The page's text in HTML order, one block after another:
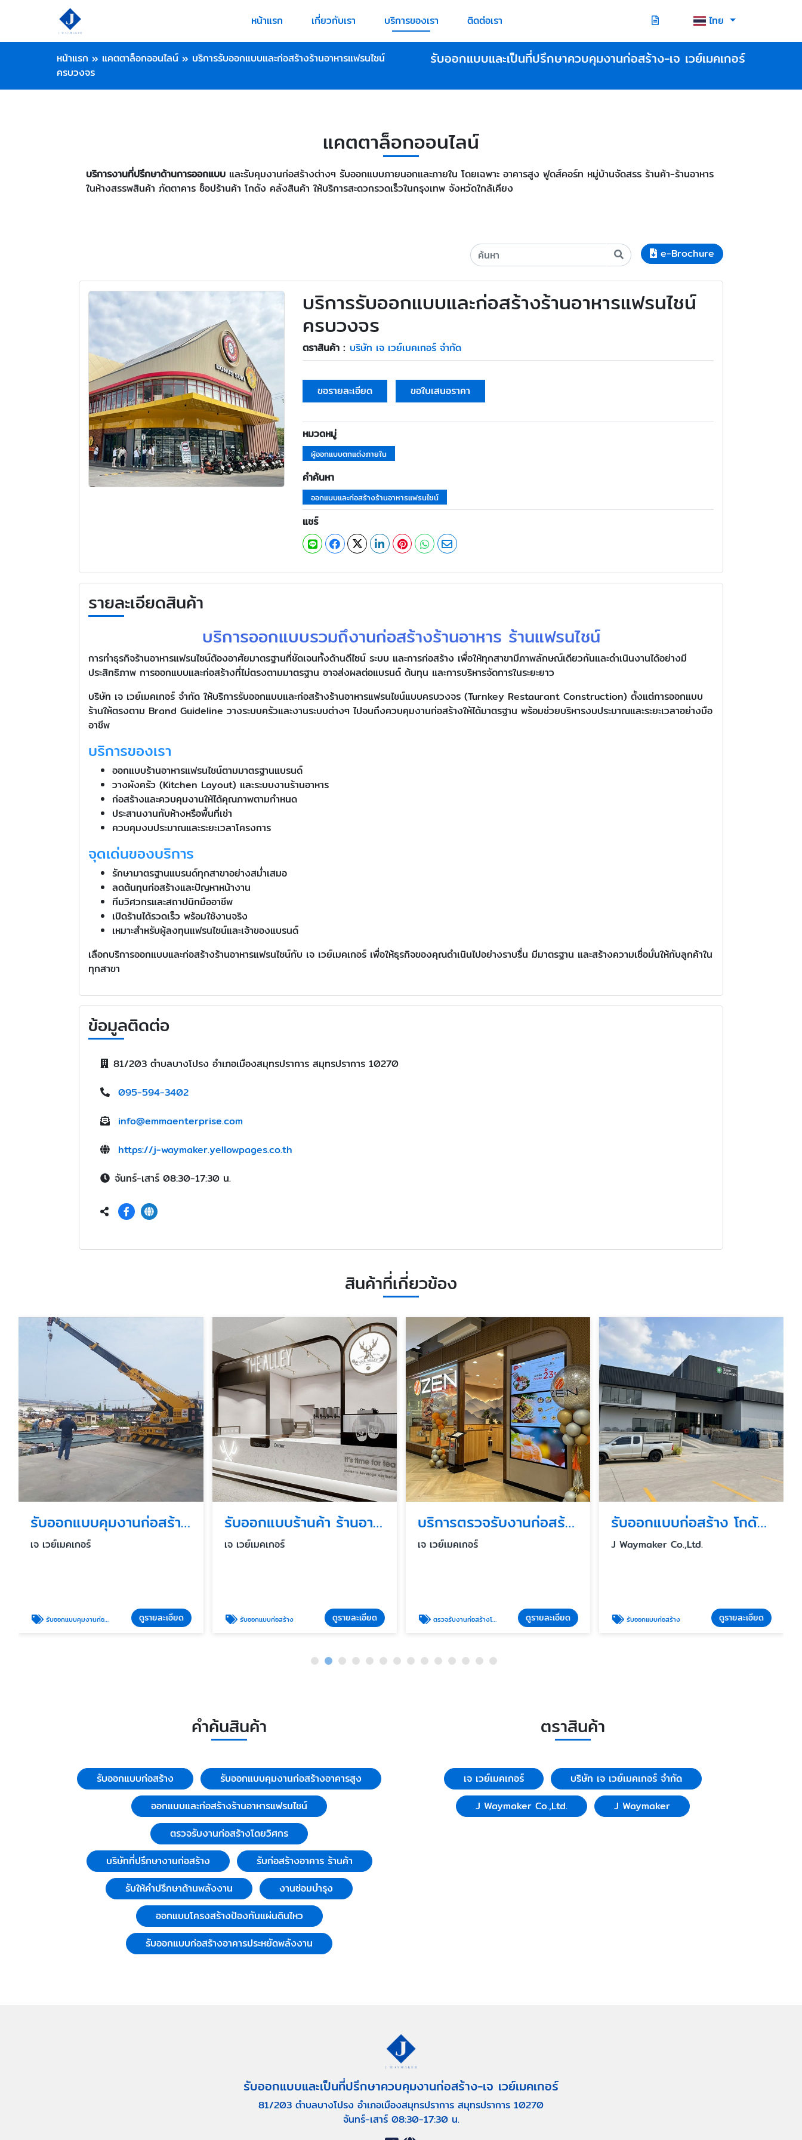
หน้าแรก เกี่ยวกับเรา บริการของเรา ติดต่อเรา ไทย
หน้าแรก » แคตตาล็อกออนไลน์ » บริการรับออกแบบและก่อสร้างร้านอาหารแฟรนไชน์
ครบวงจร
รับออกแบบและเป็นที่ปรึกษาควบคุมงานก่อสร้าง-เจ เวย์เมคเกอร์
แคตตาล็อกออนไลน์
บริการงานที่ปรึกษาด้านการออกแบบ และรับคุมงานก่อสร้างต่างๆ รับออกแบบภายนอกและภายใน โดยเฉพาะ อาคารสูง ฟูดส์คอร์ท หมู่บ้านจัดสรร ร้านค้า-ร้านอาหาร
ในห้างสรรพสินค้า ภัตตาคาร ช็อปร้านค้า โกดัง คลังสินค้า ให้บริการสะดวกรวดเร็วในกรุงเทพ จังหวัดใกล้เคียง
e-Brochure
บริการรับออกแบบและก่อสร้างร้านอาหารแฟรนไชน์
ครบวงจร
ตราสินค้า : บริษัท เจ เวย์เมคเกอร์ จำกัด
ขอรายละเอียด ขอใบเสนอราคา
หมวดหมู่
ผู้ออกแบบตกแต่งภายใน
คำค้นหา
ออกแบบและก่อสร้างร้านอาหารแฟรนไชน์
แชร์
รายละเอียดสินค้า
บริการออกแบบรวมถึงานก่อสร้างร้านอาหาร ร้านแฟรนไชน์
การทำธุรกิจร้านอาหารแฟรนไชน์ต้องอาศัยมาตรฐานที่ชัดเจนทั้งด้านดีไซน์ ระบบ และการก่อสร้าง เพื่อให้ทุกสาขามีภาพลักษณ์เดียวกันและดำเนินงานได้อย่างมี
ประสิทธิภาพ การออกแบบและก่อสร้างที่ไม่ตรงตามมาตรฐาน อาจส่งผลต่อแบรนด์ ต้นทุน และการบริหารจัดการในระยะยาว
บริษัท เจ เวย์เมคเกอร์ จำกัด ให้บริการรับออกแบบและก่อสร้างร้านอาหารแฟรนไชน์แบบครบวงจร (Turnkey Restaurant Construction) ตั้งแต่การออกแบบ
ร้านให้ตรงตาม Brand Guideline วางระบบครัวและงานระบบต่างๆ ไปจนถึงควบคุมงานก่อสร้างให้ได้มาตรฐาน พร้อมช่วยบริหารงบประมาณและระยะเวลาอย่างมือ
อาชีพ
บริการของเรา
ออกแบบร้านอาหารแฟรนไชน์ตามมาตรฐานแบรนด์
วางผังครัว (Kitchen Layout) และระบบงานร้านอาหาร
ก่อสร้างและควบคุมงานให้ได้คุณภาพตามกำหนด
ประสานงานกับห้างหรือพื้นที่เช่า
ควบคุมงบประมาณและระยะเวลาโครงการ
จุดเด่นของบริการ
รักษามาตรฐานแบรนด์ทุกสาขาอย่างสม่ำเสมอ
ลดต้นทุนก่อสร้างและปัญหาหน้างาน
ทีมวิศวกรและสถาปนิกมืออาชีพ
เปิดร้านได้รวดเร็ว พร้อมใช้งานจริง
เหมาะสำหรับผู้ลงทุนแฟรนไชน์และเจ้าของแบรนด์
เลือกบริการออกแบบและก่อสร้างร้านอาหารแฟรนไชน์กับ เจ เวย์เมคเกอร์ เพื่อให้ธุรกิจของคุณดำเนินไปอย่างราบรื่น มีมาตรฐาน และสร้างความเชื่อมั่นให้กับลูกค้าใน
ทุกสาขา
ข้อมูลติดต่อ
81/203 ตำบลบางโปรง อำเภอเมืองสมุทรปราการ สมุทรปราการ 10270
095-594-3402
info@emmaenterprise.com
https://j-waymaker.yellowpages.co.th
จันทร์-เสาร์ 08:30-17:30 น.
สินค้าที่เกี่ยวข้อง
รับออกแบบคุมงานก่อสร้างอาคารสูง
เจ เวย์เมคเกอร์
รับออกแบบคุมงานก่อสร้างอาคารสูง ดูรายละเอียด
รับออกแบบร้านค้า ร้านอาหารในห้าง
เจ เวย์เมคเกอร์
รับออกแบบก่อสร้าง ดูรายละเอียด
บริการตรวจรับงานก่อสร้างโดยวิศวกร
เจ เวย์เมคเกอร์
ตรวจรับงานก่อสร้างโดยวิศกร ดูรายละเอียด
รับออกแบบก่อสร้าง โกดัง โรงงาน ครัวกลางแบบครบวงจร
J Waymaker Co.,Ltd.
รับออกแบบก่อสร้าง ดูรายละเอียด
คำค้นสินค้า
รับออกแบบก่อสร้าง
รับออกแบบคุมงานก่อสร้างอาคารสูง
ออกแบบและก่อสร้างร้านอาหารแฟรนไชน์
ตรวจรับงานก่อสร้างโดยวิศกร
บริษัทที่ปรึกษางานก่อสร้าง
รับก่อสร้างอาคาร ร้านค้า
รับให้คำปรึกษาด้านพลังงาน
งานซ่อมบำรุง
ออกแบบโครงสร้างป้องกันแผ่นดินไหว
รับออกแบบก่อสร้างอาคารประหยัดพลังงาน
ตราสินค้า
เจ เวย์เมคเกอร์
บริษัท เจ เวย์เมคเกอร์ จำกัด
J Waymaker Co.,Ltd.
J Waymaker
รับออกแบบและเป็นที่ปรึกษาควบคุมงานก่อสร้าง-เจ เวย์เมคเกอร์
81/203 ตำบลบางโปรง อำเภอเมืองสมุทรปราการ สมุทรปราการ 10270
จันทร์-เสาร์ 08:30-17:30 น.